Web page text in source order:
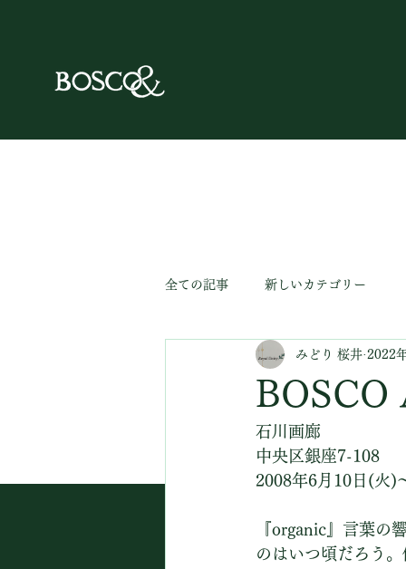
全ての記事 新しいカテゴリー
みどり 桜井 2022
石川画廊
中央区銀座7-108
2008年6月10日(火)
『organic』言葉の
のはいつ頃だろう